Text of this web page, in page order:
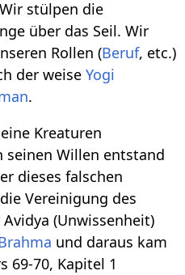
stülpen die
über das Seil. Wir
Rollen (Beruf, etc.)
der weiseYogi
.
Kreaturen
seinen Willen entstand
dieses falschen
Vereinigung des
(Unwissenheit)
und daraus kam
69-70, Kapitel 1